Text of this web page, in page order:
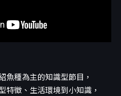
魚種為主的知識型節目，
特徵、生活環境到小知識，